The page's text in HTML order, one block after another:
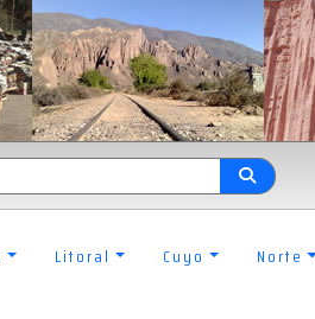
Litoral Cuyo Norte